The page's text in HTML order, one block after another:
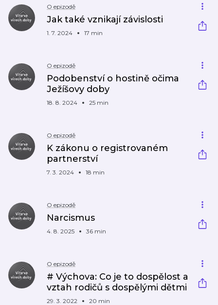
O epizodě
Jak také vznikají závislosti
1. 7. 2024 17 min
O epizodě
Podobenství o hostině očima
Ježíšovy doby
18. 8. 2024 25 min
O epizodě
K zákonu o registrovaném
partnerství
7. 3. 2024 18 min
O epizodě
Narcismus
4. 8. 2025 36 min
O epizodě
# Výchova: Co je to dospělost a
vztah rodičů s dospělými dětmi
29. 3. 2022 20 min